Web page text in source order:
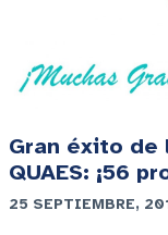
Gran éxito
QUAES: ¡56
25 SEPTIEMBRE,